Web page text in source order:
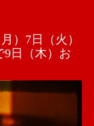
）7日（火）
日（木）お